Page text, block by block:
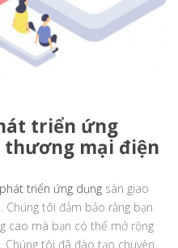
triển ứng
thương mại điện
phát triển ứng dụng sàn giao
tôi đảm bảo rằng bạn
cao mà bạn có thể mở rộng
tôi đã đào tạo chuyên